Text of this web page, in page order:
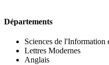
Départements
Sciences de l'Information
Lettres Modernes
Anglais